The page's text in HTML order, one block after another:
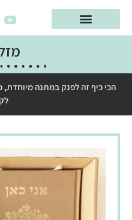
הכי כיף זה לפנק במתנה